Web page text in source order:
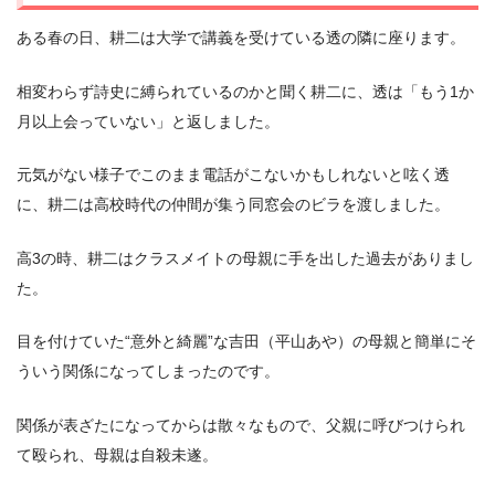
ある春の日、耕二は大学で講義を受けている透の隣に座ります。
相変わらず詩史に縛られているのかと聞く耕二に、透は「もう1か
月以上会っていない」と返しました。
元気がない様子でこのまま電話がこないかもしれないと呟く透
に、耕二は高校時代の仲間が集う同窓会のビラを渡しました。
高3の時、耕二はクラスメイトの母親に手を出した過去がありまし
た。
目を付けていた“意外と綺麗”な吉田（平山あや）の母親と簡単にそ
ういう関係になってしまったのです。
関係が表ざたになってからは散々なもので、父親に呼びつけられ
て殴られ、母親は自殺未遂。